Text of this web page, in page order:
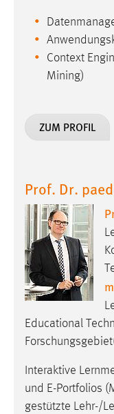
Context
Mining)
ZUM PROFIL
Prof. Dr.
Educational
Interaktive
und E-Portfolios
gestützte Lehr-/
Zweck:
Cookie
Google Ads
Name:
Anbieter:
Zweck:
Cookie
Facebook
Name:
Anbieter: